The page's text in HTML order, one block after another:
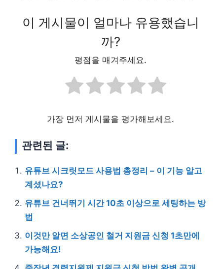
이 게시물이 얼마나 유용했습니
까?
평점을 매겨주세요.
가장 먼저 게시물을 평가해보세요.
관련된 글:
유튜브 시크릿모드 사용법 총정리 – 이 기능 알고
계셨나요?
유튜브 건너뛰기 시간 10초 이상으로 세팅하는 방
법
이것만 알면 소상공인 철거 지원금 신청 1초만에
가능해요!